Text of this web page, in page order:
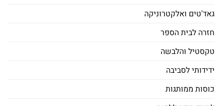
גאד'טים ואלקטרוניקה
חזרה לבית הספר
טקסטיל והלבשה
ידידותי לסביבה
כוסות ממותגות